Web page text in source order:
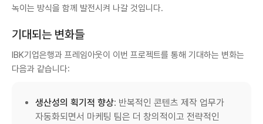
녹이는 방식을 함께 발전시켜 나갈 것입니다.
기대되는 변화들
IBK기업은행과 프레임아웃이 이번 프로젝트를 통해 기대하는 변화는
다음과 같습니다:
생산성의 획기적 향상: 반복적인 콘텐츠 제작 업무가
자동화되면서 마케팅 팀은 더 창의적이고 전략적인